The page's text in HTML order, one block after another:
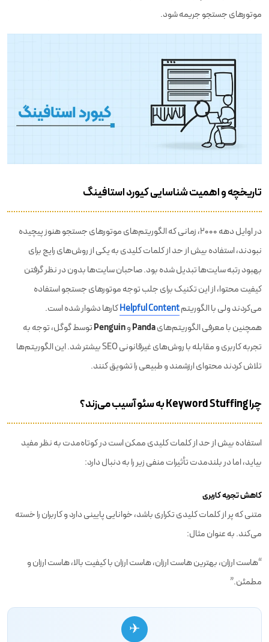
موتورهای جستجو جریمه شود.
تاریخچه و اهمیت شناسایی کیورد استافینگ
در اوایل دهه ۲۰۰۰، زمانی که الگوریتم‌های موتورهای جستجو هنوز پیچیده
نبودند، استفاده بیش از حد از کلمات کلیدی به یکی از روش‌های رایج برای
بهبود رتبه سایت‌ها تبدیل شده بود. صاحبان سایت‌ها بدون در نظر گرفتن
کیفیت محتوا، از این تکنیک برای جلب توجه موتورهای جستجو استفاده
می‌کردند ولی با الگوریتمHelpful Contentکارها دشوار شده است.
همچنین با معرفی الگوریتم‌هایPandaوPenguinتوسط گوگل، توجه به
تجربه کاربری و مقابله با روش‌های غیرقانونی SEO بیشتر شد. این الگوریتم‌ها
تلاش کردند محتوای ارزشمند و طبیعی را تشویق کنند.
چرا Keyword Stuffing به سئو آسیب می‌زند؟
استفاده بیش از حد از کلمات کلیدی ممکن است در کوتاه‌مدت به نظر مفید
بیاید، اما در بلندمدت تأثیرات منفی زیر را به دنبال دارد:
کاهش تجربه کاربری
متنی که پر از کلمات کلیدی تکراری باشد، خوانایی پایینی دارد و کاربران را خسته
می‌کند. به عنوان مثال:
“هاست ارزان، بهترین هاست ارزان، هاست ارزان با کیفیت بالا، هاست ارزان و
مطمئن.”
✈